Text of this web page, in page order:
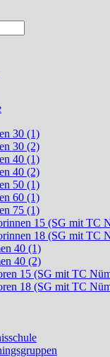
30 (1)
30 (2)
40 (1)
40 (2)
50 (1)
60 (1)
75 (1)
15 (SG mit TC
18 (SG mit TC
40 (1)
40 (2)
15 (SG mit TC
18 (SG mit TC